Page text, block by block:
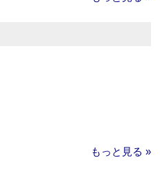
もっと見る »